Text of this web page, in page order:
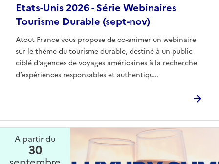
Etats-Unis 2026 - Série Webinaires
Tourisme Durable (sept-nov)
Atout France vous propose de co-animer un webinaire
sur le thème du tourisme durable, destiné à un public
ciblé d’agences de voyages américaines à la recherche
d’expériences responsables et authentiqu...
A partir du
30